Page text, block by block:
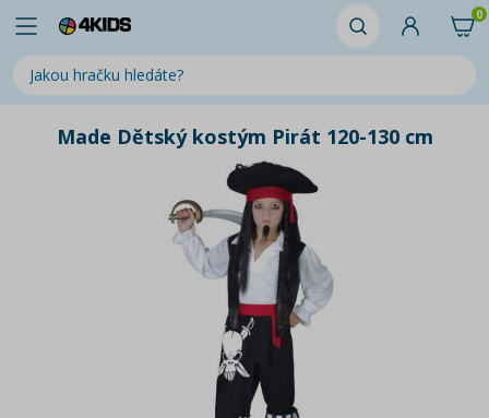
0
Made Dětský kostým Pirát 120-130 cm